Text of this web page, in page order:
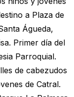
a Plaza de
Águeda,
Primer día del
Parroquial.
de cabezudos
de Catral.